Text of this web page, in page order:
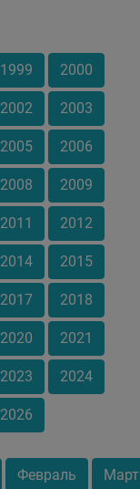
1999 2000
2002 2003
2005 2006
2008 2009
2011 2012
2014 2015
2017 2018
2020 2021
2023 2024
2026
Февраль Март